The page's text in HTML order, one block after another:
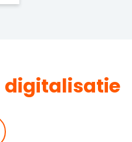
digitalisatie